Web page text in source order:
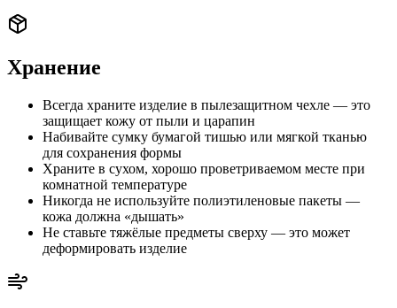
Хранение
Всегда храните изделие в пылезащитном чехле — это
защищает кожу от пыли и царапин
Набивайте сумку бумагой тишью или мягкой тканью
для сохранения формы
Храните в сухом, хорошо проветриваемом месте при
комнатной температуре
Никогда не используйте полиэтиленовые пакеты —
кожа должна «дышать»
Не ставьте тяжёлые предметы сверху — это может
деформировать изделие